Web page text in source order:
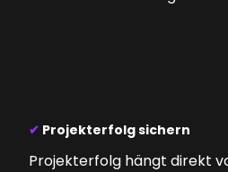
✔ Projekterfolg sichern
Projekterfolg hängt direkt